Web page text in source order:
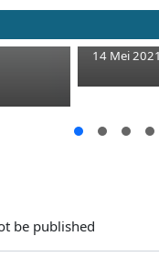
14 Mei
be published